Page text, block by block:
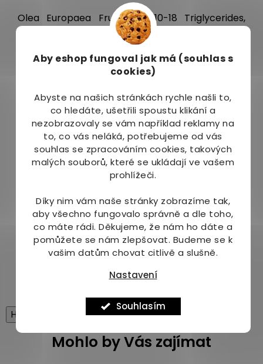
Aby eshop fungoval jak má (souhlas s
cookies)
Abyste na našich stránkách rychle našli to,
co hledáte, ušetřili spoustu klikání a
nezobrazovaly se vám například reklamy na
to, co vás neláká, potřebujeme od vás
souhlas se zpracováním cookies, takových
malých souborů, které se ukládají ve vašem
prohlížeči.
Díky nim vám naše stránky zobrazíme tak,
aby všechno fungovalo správně a dle toho,
co máte rádi. Děkujeme, že nám ho dáte a
pomůžete se nám zlepšovat. Budeme se k
vašim datům chovat citlivě a slušně.
Nastavení
Souhlasím
Olea Europaea Fruit Oil, C10-18 Triglycerides,
Cannabis Sativa Seed Oil, Cannabis Sativa Flower
Leaf/Stem Extract, Tocopherol, Sesamum
Indicum Seed Oil, Rosmarinus Officinalis Leaf Oil
Podle potřeby nanášejte na potřebné místo,
lehce vmasírujte a nechte působit. Mast aplikujte
povrchově na pokožku. Nepoužívejte na
otevřené rány.
Balení:
Upozornění:
Jednotlivé šarže nemusí být senzoricky zcela
identické. Vhodná pro vegany. Neobsahuje
High-contrast mode
Mohlo by Vás zajímat